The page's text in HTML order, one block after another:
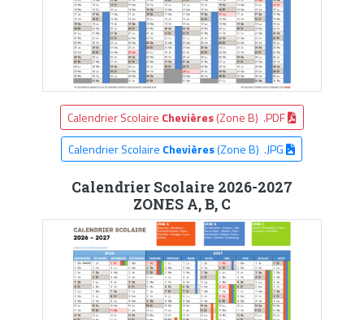
Calendrier Scolaire Chevières(Zone B) .PDF
Calendrier Scolaire Chevières(Zone B) .JPG
Calendrier Scolaire 2026-2027
ZONES A, B, C